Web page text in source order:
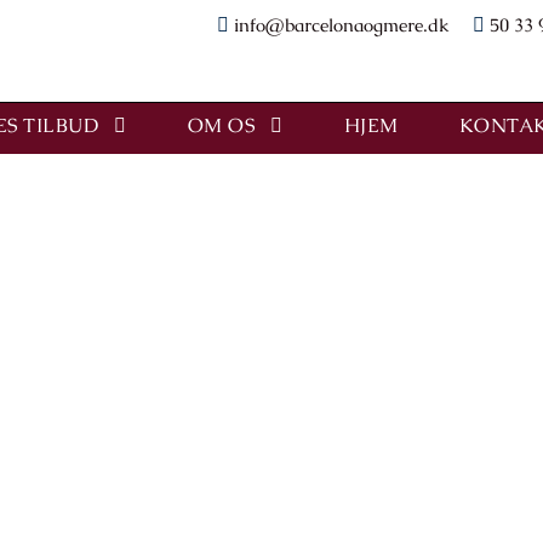
info@barcelonaogmere.dk 50 33
TILBUD OM OS HJEM